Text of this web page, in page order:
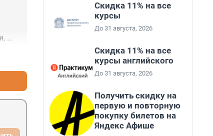
Скидка 11% на все
курсы
До 31 августа, 2026
Скидка 11% на все
курсы английского
До 31 августа, 2026
Получить скидку на
первую и повторную
покупку билетов на
Яндекс Афише